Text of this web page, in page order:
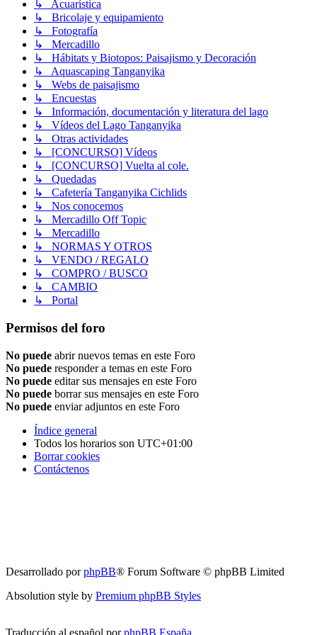
↳ Acuarística
↳ Bricolaje y equipamiento
↳ Fotografía
↳ Mercadillo
↳ Hábitats y Biotopos: Paisajismo y Decoración
↳ Aquascaping Tanganyika
↳ Webs de paisajismo
↳ Encuestas
↳ Información, documentación y literatura del lago
↳ Vídeos del Lago Tanganyika
↳ Otras actividades
↳ [CONCURSO] Vídeos
↳ [CONCURSO] Vuelta al cole.
↳ Quedadas
↳ Cafetería Tanganyika Cichlids
↳ Nos conocemos
↳ Mercadillo Off Topic
↳ Mercadillo
↳ NORMAS Y OTROS
↳ VENDO / REGALO
↳ COMPRO / BUSCO
↳ CAMBIO
↳ Portal
Permisos del foro
No puede abrir nuevos temas en este Foro
No puede responder a temas en este Foro
No puede editar sus mensajes en este Foro
No puede borrar sus mensajes en este Foro
No puede enviar adjuntos en este Foro
Índice general
Todos los horarios son UTC+01:00
Borrar cookies
Contáctenos
Desarrollado porphpBB® Forum Software © phpBB Limited
Absolution style by Premium phpBB Styles